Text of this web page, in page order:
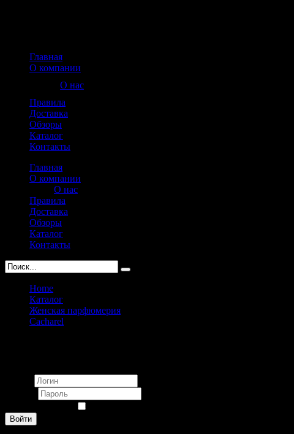
Главная
О компании
О нас
Правила
Доставка
Обзоры
Каталог
Контакты
Главная
О компании
О нас
Правила
Доставка
Обзоры
Каталог
Контакты
Home
Каталог
Женская парфюмерия
Cacharel
Войти